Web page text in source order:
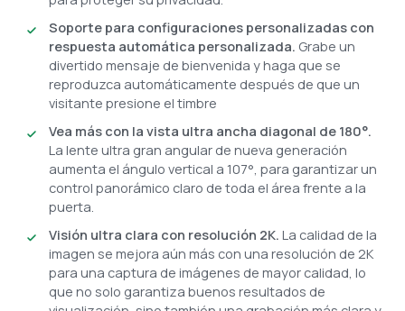
Soporte para configuraciones personalizadas con
respuesta automática personalizada. Grabe un
divertido mensaje de bienvenida y haga que se
reproduzca automáticamente después de que un
visitante presione el timbre
Vea más con la vista ultra ancha diagonal de 180°.
La lente ultra gran angular de nueva generación
aumenta el ángulo vertical a 107°, para garantizar un
control panorámico claro de toda el área frente a la
puerta.
Visión ultra clara con resolución 2K. La calidad de la
imagen se mejora aún más con una resolución de 2K
para una captura de imágenes de mayor calidad, lo
que no solo garantiza buenos resultados de